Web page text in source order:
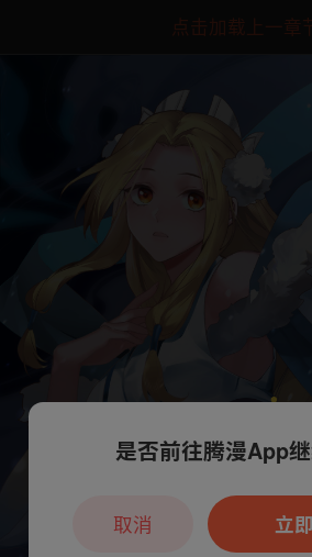
点击加载上一章
本章节仅支持App阅读，可
户7天免费看
是否前往腾漫App
立
取消